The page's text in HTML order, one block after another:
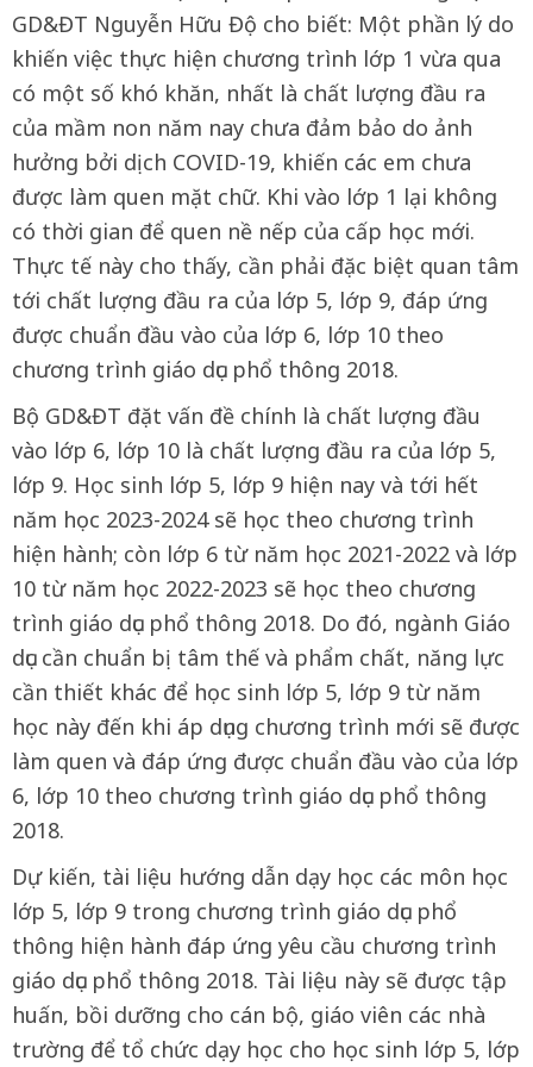
GD&ĐT Nguyễn Hữu Độ cho biết: Một phần lý do
khiến việc thực hiện chương trình lớp 1 vừa qua
có một số khó khăn, nhất là chất lượng đầu ra
của mầm non năm nay chưa đảm bảo do ảnh
hưởng bởi dịch COVID-19, khiến các em chưa
được làm quen mặt chữ. Khi vào lớp 1 lại không
có thời gian để quen nề nếp của cấp học mới.
Thực tế này cho thấy, cần phải đặc biệt quan tâm
tới chất lượng đầu ra của lớp 5, lớp 9, đáp ứng
được chuẩn đầu vào của lớp 6, lớp 10 theo
chương trình giáo dục phổ thông 2018.
Bộ GD&ĐT đặt vấn đề chính là chất lượng đầu
vào lớp 6, lớp 10 là chất lượng đầu ra của lớp 5,
lớp 9. Học sinh lớp 5, lớp 9 hiện nay và tới hết
năm học 2023-2024 sẽ học theo chương trình
hiện hành; còn lớp 6 từ năm học 2021-2022 và lớp
10 từ năm học 2022-2023 sẽ học theo chương
trình giáo dục phổ thông 2018. Do đó, ngành Giáo
dục cần chuẩn bị tâm thế và phẩm chất, năng lực
cần thiết khác để học sinh lớp 5, lớp 9 từ năm
học này đến khi áp dụng chương trình mới sẽ được
làm quen và đáp ứng được chuẩn đầu vào của lớp
6, lớp 10 theo chương trình giáo dục phổ thông
2018.
Dự kiến, tài liệu hướng dẫn dạy học các môn học
lớp 5, lớp 9 trong chương trình giáo dục phổ
thông hiện hành đáp ứng yêu cầu chương trình
giáo dục phổ thông 2018. Tài liệu này sẽ được tập
huấn, bồi dưỡng cho cán bộ, giáo viên các nhà
trường để tổ chức dạy học cho học sinh lớp 5, lớp